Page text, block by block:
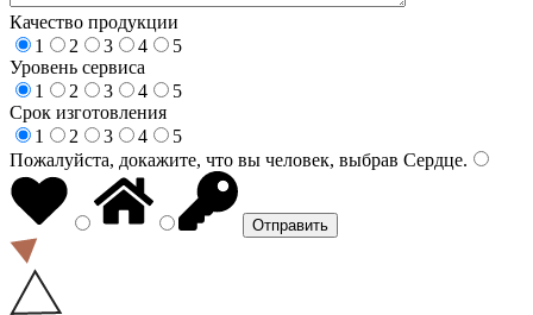
Качество продукции
1
2 3 4
5
Уровень сервиса
1
2 3 4
5
Срок изготовления
1
2 3 4
5
Пожалуйста, докажите, что вы человек, выбрав Сердце.